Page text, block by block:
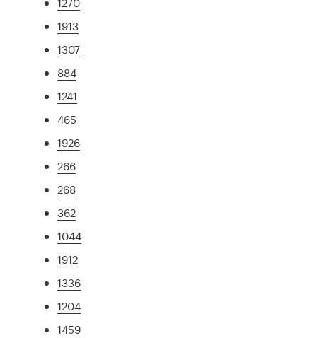
1913
1307
884
1241
465
1926
266
268
362
1044
1912
1336
1204
1459